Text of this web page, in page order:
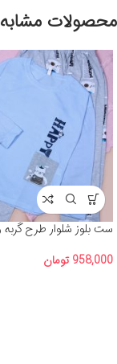
محصولات مشابه
ست بلوز شلوار طرح گربه
958,000 تومان